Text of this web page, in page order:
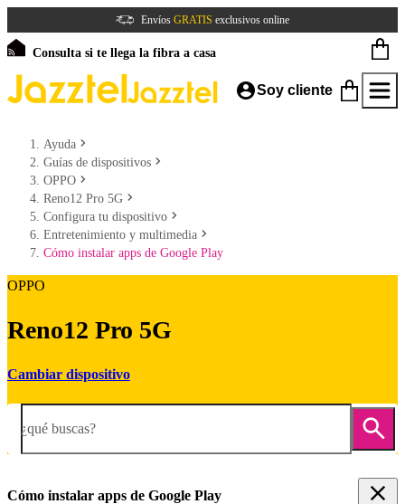
Envíos GRATIS exclusivos online
Consulta si te llega la fibra a casa
Soy cliente
Ayuda
Guías de dispositivos
OPPO
Reno12 Pro 5G
Configura tu dispositivo
Entretenimiento y multimedia
Cómo instalar apps de Google Play
OPPO
Reno12 Pro 5G
Cambiar dispositivo
¿qué buscas?
Cómo instalar apps de Google Play